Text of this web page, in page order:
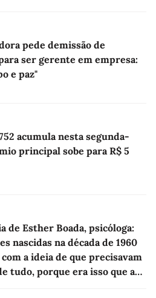
pede demissão de
ser gerente em empresa:
e paz"
acumula nesta segunda-
principal sobe para R$ 5
de Esther Boada, psicóloga:
nascidas na década de 1960
a ideia de que precisavam
tudo, porque era isso que a